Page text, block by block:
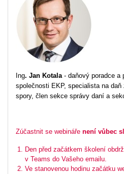
Ing. Jan Kotala- daňový poradce a
společnosti EKP, specialista na
spory, člen sekce správy daní a
Zúčastnit se webináře není vůbec
Den před začátkem školení
v Teams do Vašeho emailu.
Ve stanovenou hodinu začátku